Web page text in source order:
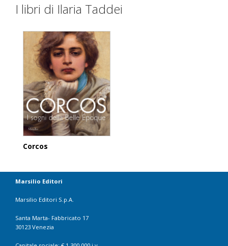
I libri di Ilaria Taddei
Corcos
Marsilio Editori
Marsilio Editori S.p.A.
Santa Marta- Fabbricato 17
30123 Venezia